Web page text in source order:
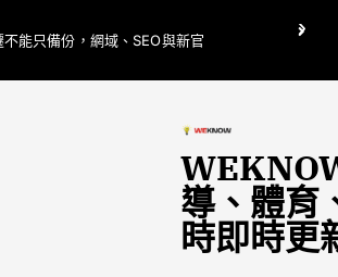
能只備份，網域、SEO與新官
翁曉玲喊刪陸委
導、體育
時即時更